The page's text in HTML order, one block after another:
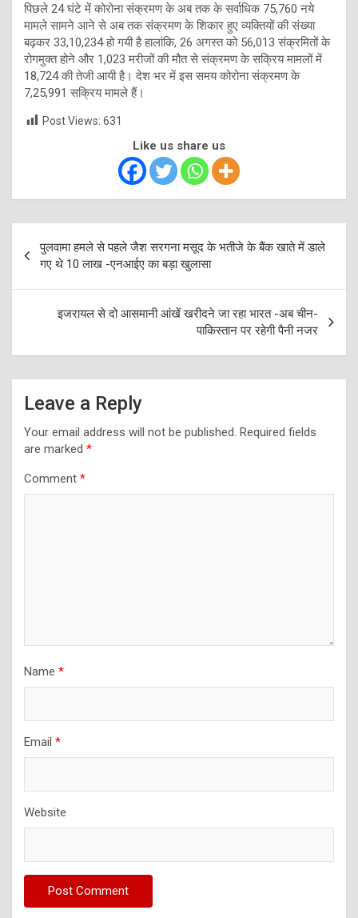
पिछले 24 घंटे में कोरोना संक्रमण के अब तक के सर्वाधिक 75,760 नये
मामले सामने आने से अब तक संक्रमण के शिकार हुए व्यक्तियों की संख्या
बढ़कर 33,10,234 हो गयी है हालांकि, 26 अगस्त को 56,013 संक्रमितों के
रोगमुक्त होने और 1,023 मरीजों की मौत से संक्रमण के सक्रिय मामलों में
18,724 की तेजी आयी है। देश भर में इस समय कोरोना संक्रमण के
7,25,991 सक्रिय मामले हैं।
Post Views: 631
Like us share us
navigation
पुलवामा हमले से पहले जैश सरगना मसूद के भतीजे के बैंक खाते में डाले
गए थे 10 लाख -एनआईए का बड़ा खुलासा
इजरायल से दो आसमानी आंखें खरीदने जा रहा भारत -अब चीन-
पाकिस्तान पर रहेगी पैनी नजर
Leave a Reply
Your email address will not be published. Required fields
are marked *
Comment *
Name *
Email *
Website